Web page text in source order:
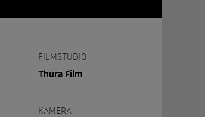
FILMSTUDIO
Thura Film
KAMERA